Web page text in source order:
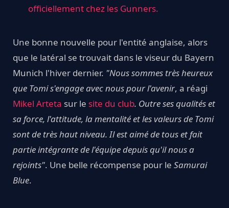
officiellement chez les Gunners.
Une bonne nouvelle pour l'entité anglaise, alors
que le latéral se trouvait dans le viseur du Bayern
Munich l'hiver dernier. "Nous sommes très heureux
que Tomi s'engage avec nous pour l'avenir, a réagi
Mikel Arteta sur le site du club. Outre ses qualités et
sa force, l'attitude, la mentalité et les valeurs de Tomi
sont de très haut niveau. Il est aimé de tous et fait
partie intégrante de l'équipe depuis qu'il nous a
rejoints". Une belle récompense pour le Samurai
Blue.